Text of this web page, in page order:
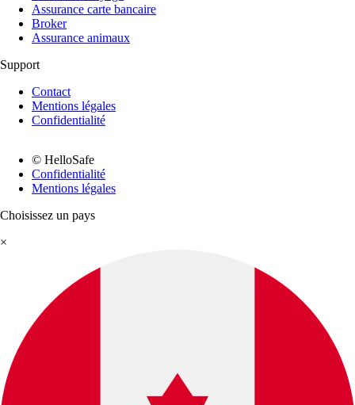
Assurance carte bancaire
Broker
Assurance animaux
Support
Contact
Mentions légales
Confidentialité
© HelloSafe
Confidentialité
Mentions légales
Choisissez un pays
×